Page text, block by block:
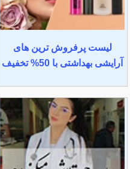
لیست پرفروش ترین های
آرایشی بهداشتی با 50% تخفیف